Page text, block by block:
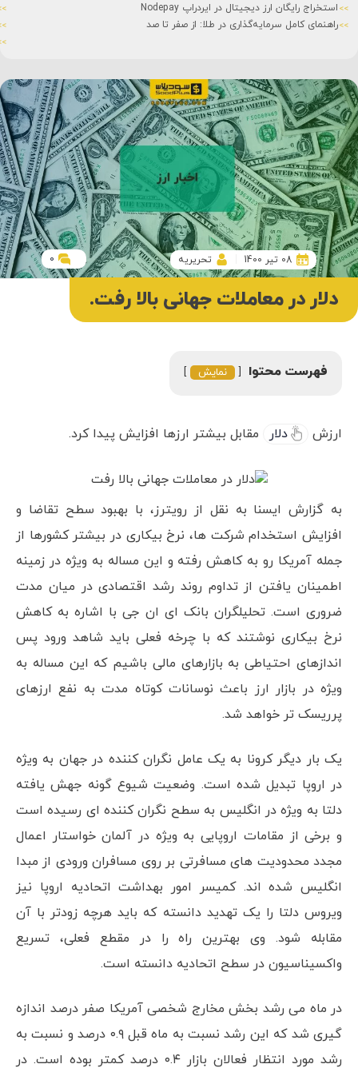
استخراج رایگان ارز دیجیتال در ایردراپ Nodepay
راهنمای کامل سرمایه‌گذاری در طلا: از صفر تا صد
دلار در معاملات جهانی بالا رفت.
08 تیر 1400 تحریریه 0
فهرست محتوا نمایش
ارزش دلار مقابل بیشتر ارزها افزایش پیدا کرد.
به گزارش ایسنا به نقل از رویترز، با بهبود سطح تقاضا و
افزایش استخدام شرکت ها، نرخ بیکاری در بیشتر کشورها از
جمله آمریکا رو به کاهش رفته و این مساله به ویژه در زمینه
اطمینان یافتن از تداوم روند رشد اقتصادی در میان مدت
ضروری است. تحلیلگران بانک ای ان جی با اشاره به کاهش
نرخ بیکاری نوشتند که با چرخه فعلی باید شاهد ورود پس
اندازهای احتیاطی به بازارهای مالی باشیم که این مساله به
ویژه در بازار ارز باعث نوسانات کوتاه مدت به نفع ارزهای
پرریسک تر خواهد شد.
یک بار دیگر کرونا به یک عامل نگران کننده در جهان به ویژه
در اروپا تبدیل شده است. وضعیت شیوع گونه جهش یافته
دلتا به ویژه در انگلیس به سطح نگران کننده ای رسیده است
و برخی از مقامات اروپایی به ویژه در آلمان خواستار اعمال
مجدد محدودیت های مسافرتی بر روی مسافران ورودی از مبدا
انگلیس شده اند. کمیسر امور بهداشت اتحادیه اروپا نیز
ویروس دلتا را یک تهدید دانسته که باید هرچه زودتر با آن
مقابله شود. وی بهترین راه را در مقطع فعلی، تسریع
واکسیناسیون در سطح اتحادیه دانسته است.
در ماه می رشد بخش مخارج شخصی آمریکا صفر درصد اندازه
گیری شد که این رشد نسبت به ماه قبل ۰.۹ درصد و نسبت به
رشد مورد انتظار فعالان بازار ۰.۴ درصد کمتر بوده است. در